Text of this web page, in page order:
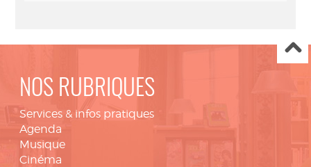
NOS RUBRIQUES
Services & infos pratiques
Agenda
Musique
Cinéma